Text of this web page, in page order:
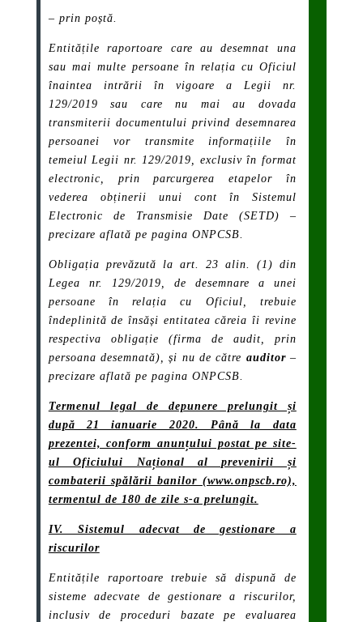
– prin poștă.
Entitățile raportoare care au desemnat una
sau mai multe persoane în relația cu Oficiul
înaintea intrării în vigoare a Legii nr.
129/2019 sau care nu mai au dovada
transmiterii documentului privind desemnarea
persoanei vor transmite informațiile în
temeiul Legii nr. 129/2019, exclusiv în format
electronic, prin parcurgerea etapelor în
vederea obținerii unui cont în Sistemul
Electronic de Transmisie Date (SETD) –
precizare aflată pe pagina ONPCSB
Obligația prevăzută la art. 23 alin. (1) din
Legea nr. 129/2019, de desemnare a unei
persoane în relația cu Oficiul, trebuie
îndeplinită de însăși entitatea căreia îi revine
respectiva obligație (firma de audit, prin
persoana desemnată), și nu de către auditor –
precizare aflată pe pagina ONPCSB.
Termenul legal de depunere prelungit și
după 21 ianuarie 2020. Până la data
prezentei, conform anunțului postat pe site-
ul Oficiului Național al prevenirii și
combaterii spălării banilor (www.onpscb.ro),
termentul de 180 de zile s-a prelungit.
IV. Sistemul adecvat de gestionare a
riscurilor
Entitățile raportoare trebuie să dispună de
sisteme adecvate de gestionare a riscurilor,
inclusiv de proceduri bazate pe evaluarea